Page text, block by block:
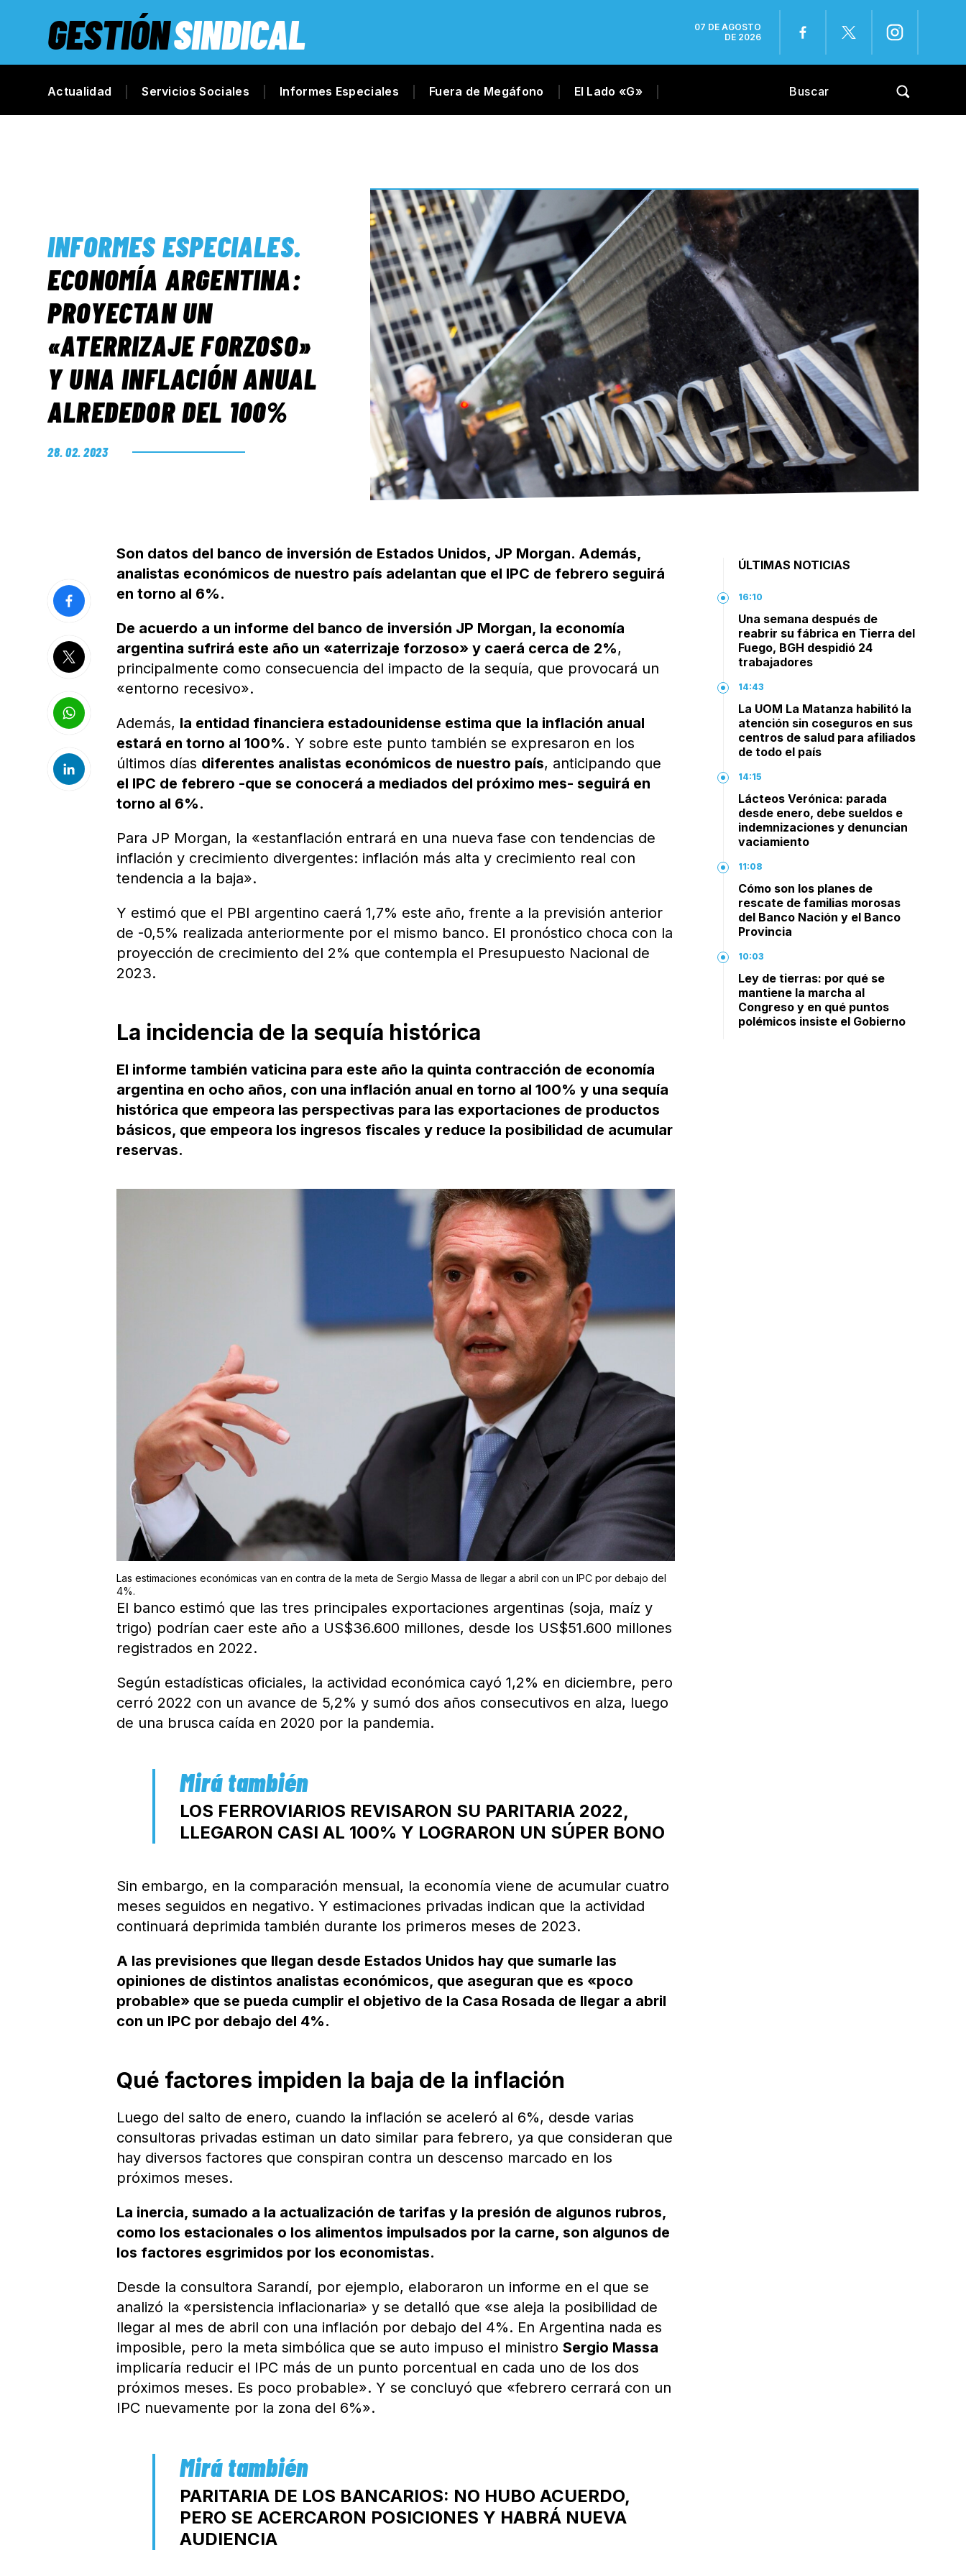
GESTIÓNSINDICAL
07 DE AGOSTO
DE 2026
Actualidad Servicios Sociales Informes Especiales Fuera de Megáfono El Lado «G»
INFORMES ESPECIALES.
ECONOMÍA ARGENTINA:
PROYECTAN UN
«ATERRIZAJE FORZOSO»
Y UNA INFLACIÓN ANUAL
ALREDEDOR DEL 100%
28. 02. 2023
Son datos del banco de inversión de Estados Unidos, JP Morgan. Además,
analistas económicos de nuestro país adelantan que el IPC de febrero seguirá
en torno al 6%.
De acuerdo a un informe del banco de inversión JP Morgan, la economía
argentina sufrirá este año un «aterrizaje forzoso» y caerá cerca de 2%,
principalmente como consecuencia del impacto de la sequía, que provocará un
«entorno recesivo».
Además, la entidad financiera estadounidense estima que la inflación anual
estará en torno al 100%. Y sobre este punto también se expresaron en los
últimos días diferentes analistas económicos de nuestro país, anticipando que
el IPC de febrero -que se conocerá a mediados del próximo mes- seguirá en
torno al 6%.
Para JP Morgan, la «estanflación entrará en una nueva fase con tendencias de
inflación y crecimiento divergentes: inflación más alta y crecimiento real con
tendencia a la baja».
Y estimó que el PBI argentino caerá 1,7% este año, frente a la previsión anterior
de -0,5% realizada anteriormente por el mismo banco. El pronóstico choca con la
proyección de crecimiento del 2% que contempla el Presupuesto Nacional de
2023.
La incidencia de la sequía histórica
El informe también vaticina para este año la quinta contracción de economía
argentina en ocho años, con una inflación anual en torno al 100% y una sequía
histórica que empeora las perspectivas para las exportaciones de productos
básicos, que empeora los ingresos fiscales y reduce la posibilidad de acumular
reservas.
Las estimaciones económicas van en contra de la meta de Sergio Massa de llegar a abril con un IPC por debajo del
4%.
El banco estimó que las tres principales exportaciones argentinas (soja, maíz y
trigo) podrían caer este año a US$36.600 millones, desde los US$51.600 millones
registrados en 2022.
Según estadísticas oficiales, la actividad económica cayó 1,2% en diciembre, pero
cerró 2022 con un avance de 5,2% y sumó dos años consecutivos en alza, luego
de una brusca caída en 2020 por la pandemia.
LOS FERROVIARIOS REVISARON SU PARITARIA 2022,
LLEGARON CASI AL 100% Y LOGRARON UN SÚPER BONO
Sin embargo, en la comparación mensual, la economía viene de acumular cuatro
meses seguidos en negativo. Y estimaciones privadas indican que la actividad
continuará deprimida también durante los primeros meses de 2023.
A las previsiones que llegan desde Estados Unidos hay que sumarle las
opiniones de distintos analistas económicos, que aseguran que es «poco
probable» que se pueda cumplir el objetivo de la Casa Rosada de llegar a abril
con un IPC por debajo del 4%.
Qué factores impiden la baja de la inflación
Luego del salto de enero, cuando la inflación se aceleró al 6%, desde varias
consultoras privadas estiman un dato similar para febrero, ya que consideran que
hay diversos factores que conspiran contra un descenso marcado en los
próximos meses.
La inercia, sumado a la actualización de tarifas y la presión de algunos rubros,
como los estacionales o los alimentos impulsados por la carne, son algunos de
los factores esgrimidos por los economistas.
Desde la consultora Sarandí, por ejemplo, elaboraron un informe en el que se
analizó la «persistencia inflacionaria» y se detalló que «se aleja la posibilidad de
llegar al mes de abril con una inflación por debajo del 4%. En Argentina nada es
imposible, pero la meta simbólica que se auto impuso el ministroSergio Massa
implicaría reducir el IPC más de un punto porcentual en cada uno de los dos
próximos meses. Es poco probable». Y se concluyó que «febrero cerrará con un
IPC nuevamente por la zona del 6%».
PARITARIA DE LOS BANCARIOS: NO HUBO ACUERDO,
PERO SE ACERCARON POSICIONES Y HABRÁ NUEVA
AUDIENCIA
ÚLTIMAS NOTICIAS
16:10
Una semana después de
reabrir su fábrica en Tierra del
Fuego, BGH despidió 24
trabajadores
14:43
La UOM La Matanza habilitó la
atención sin coseguros en sus
centros de salud para afiliados
de todo el país
14:15
Lácteos Verónica: parada
desde enero, debe sueldos e
indemnizaciones y denuncian
vaciamiento
11:08
Cómo son los planes de
rescate de familias morosas
del Banco Nación y el Banco
Provincia
10:03
Ley de tierras: por qué se
mantiene la marcha al
Congreso y en qué puntos
polémicos insiste el Gobierno